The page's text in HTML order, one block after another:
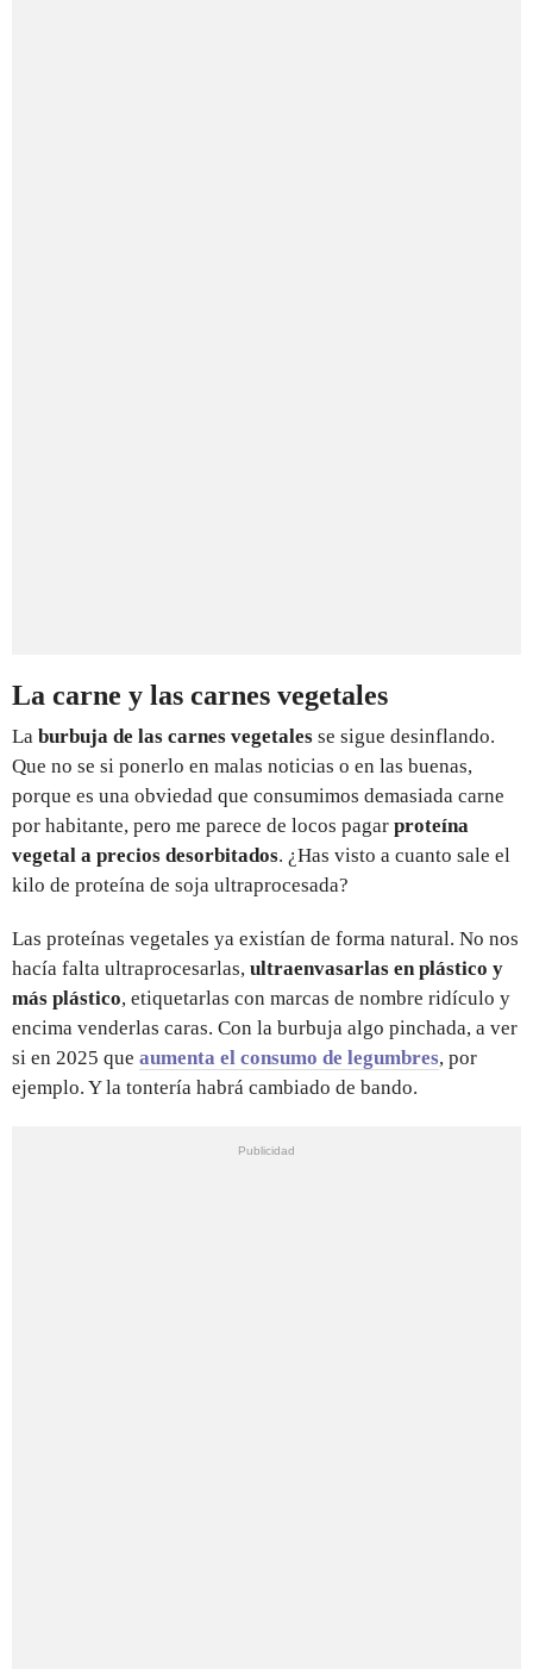
La carne y las carnes vegetales
La burbuja de las carnes vegetales se sigue desinflando.
Que no se si ponerlo en malas noticias o en las buenas,
porque es una obviedad que consumimos demasiada carne
por habitante, pero me parece de locos pagar proteína
vegetal a precios desorbitados. ¿Has visto a cuanto sale el
kilo de proteína de soja ultraprocesada?
Las proteínas vegetales ya existían de forma natural. No nos
hacía falta ultraprocesarlas, ultraenvasarlas en plástico y
más plástico, etiquetarlas con marcas de nombre ridículo y
encima venderlas caras. Con la burbuja algo pinchada, a ver
si en 2025 que aumenta el consumo de legumbres, por
ejemplo. Y la tontería habrá cambiado de bando.